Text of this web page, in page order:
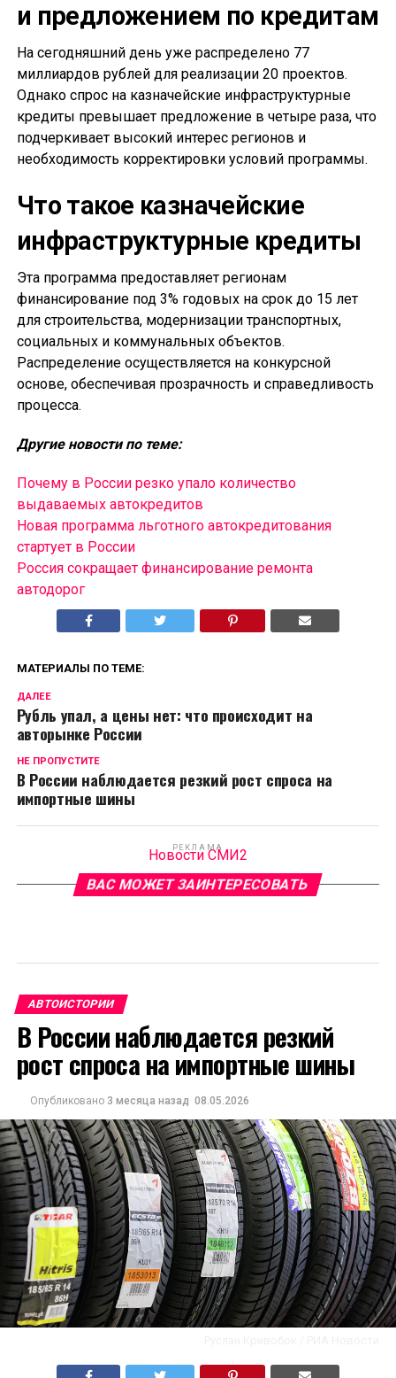
и предложением по кредитам
На сегодняшний день уже распределено 77
миллиардов рублей для реализации 20 проектов.
Однако спрос на казначейские инфраструктурные
кредиты превышает предложение в четыре раза, что
подчеркивает высокий интерес регионов и
необходимость корректировки условий программы.
Что такое казначейские
инфраструктурные кредиты
Эта программа предоставляет регионам
финансирование под 3% годовых на срок до 15 лет
для строительства, модернизации транспортных,
социальных и коммунальных объектов.
Распределение осуществляется на конкурсной
основе, обеспечивая прозрачность и справедливость
процесса.
Другие новости по теме:
Почему в России резко упало количество
выдаваемых автокредитов
Новая программа льготного автокредитования
стартует в России
Россия сокращает финансирование ремонта
автодорог
МАТЕРИАЛЫ ПО ТЕМЕ:
ДАЛЕЕ
Рубль упал, а цены нет: что происходит на
авторынке России
НЕ ПРОПУСТИТЕ
В России наблюдается резкий рост спроса на
импортные шины
РЕКЛАМА
Новости СМИ2
ВАС МОЖЕТ ЗАИНТЕРЕСОВАТЬ
АВТОИСТОРИИ
В России наблюдается резкий
рост спроса на импортные шины
Опубликовано 3 месяца назад 08.05.2026